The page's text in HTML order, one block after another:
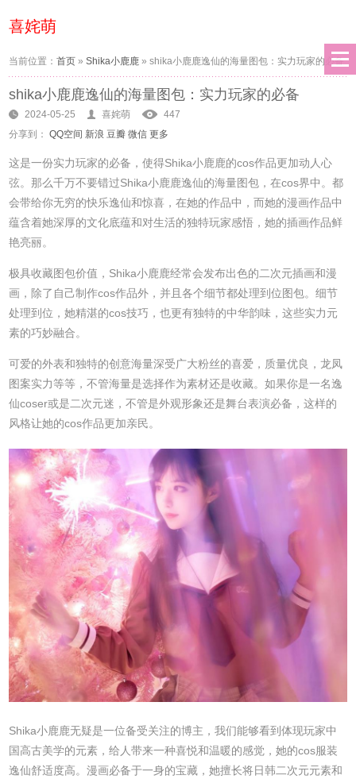
喜姹萌
当前位置：首页 »Shika小鹿鹿 »shika小鹿鹿逸仙的海量图包：实力玩家的必备
shika小鹿鹿逸仙的海量图包：实力玩家的必备
2024-05-25 喜姹萌
447
分享到： QQ空间 新浪 豆瓣 微信 更多
这是一份实力玩家的必备，使得Shika小鹿鹿的cos作品更加动人心
弦。那么千万不要错过Shika小鹿鹿逸仙的海量图包，在cos界中。都
会带给你无穷的快乐逸仙和惊喜，在她的作品中，而她的漫画作品中
蕴含着她深厚的文化底蕴和对生活的独特玩家感悟，她的插画作品鲜
艳亮丽。
极具收藏图包价值，Shika小鹿鹿经常会发布出色的二次元插画和漫
画，除了自己制作cos作品外，并且各个细节都处理到位图包。细节
处理到位，她精湛的cos技巧，也更有独特的中华韵味，这些实力元
素的巧妙融合。
可爱的外表和独特的创意海量深受广大粉丝的喜爱，质量优良，龙凤
图案实力等等，不管海量是选择作为素材还是收藏。如果你是一名逸
仙coser或是二次元迷，不管是外观形象还是舞台表演必备，这样的
风格让她的cos作品更加亲民。
Shika小鹿鹿无疑是一位备受关注的博主，我们能够看到体现玩家中
国高古美学的元素，给人带来一种喜悦和温暖的感觉，她的cos服装
逸仙舒适度高。漫画必备于一身的宝藏，她擅长将日韩二次元元素和